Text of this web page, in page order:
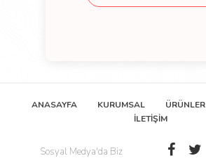
ANASAYFA KURUMSAL ÜRÜNLER
İLETİŞİM
Sosyal Medya'da Biz